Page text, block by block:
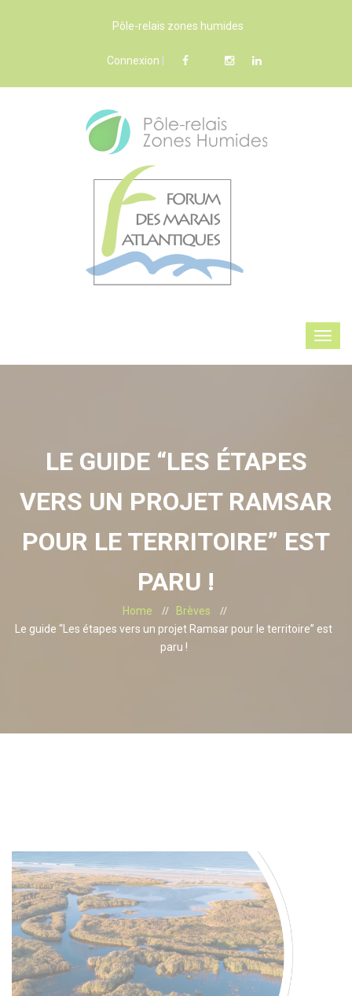
Pôle-relais zones humides
Connexion
LE GUIDE “LES ÉTAPES
VERS UN PROJET RAMSAR
POUR LE TERRITOIRE” EST
PARU !
Home
Brèves
Le guide “Les étapes vers un projet Ramsar pour le territoire” est
paru !